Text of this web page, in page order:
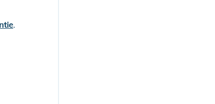
.